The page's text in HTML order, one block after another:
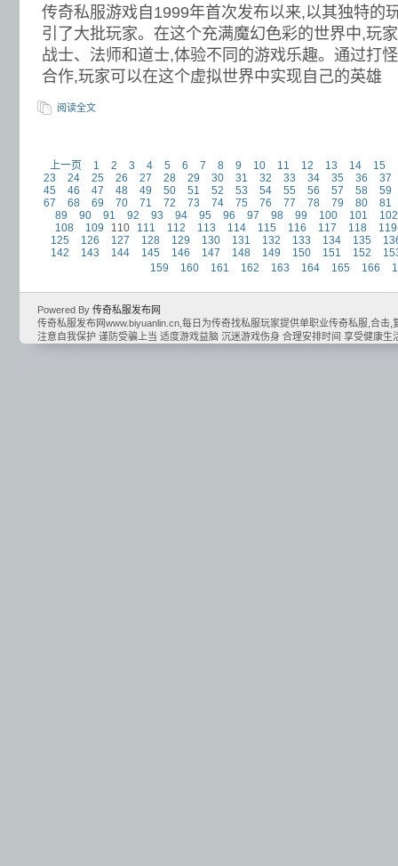
传奇私服游戏自1999年首次发布以来,以其独特的
引了大批玩家。在这个充满魔幻色彩的世界中,玩
战士、法师和道士,体验不同的游戏乐趣。通过打
合作,玩家可以在这个虚拟世界中实现自己的英雄
阅读全文
上一页 1 2 3 4 5 6 7 8 9 10 11 12 13 14 15
23
24 25 26 27 28 29 30 31 32 33 34 35 36
37
45
46 47 48 49 50 51 52 53 54 55 56 57 58
59
67
68 69 70 71 72 73 74 75 76 77 78 79 80
81
89
90 91 92 93 94 95 96 97 98 99 100 101
102
108
109 110 111 112 113 114 115 116 117 118
119
125
126 127 128 129 130 131 132 133 134 135
142
143 144 145 146 147 148 149 150 151 152
159
160 161 162 163 164 165 166
Powered By 传奇私服发布网
传奇私服发布网www.biyuanlin.cn,每日为传奇找私服玩家提供单职业传奇私服,合
注意自我保护 谨防受骗上当 适度游戏益脑 沉迷游戏伤身 合理安排时间 享受健康生